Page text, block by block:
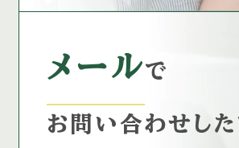
メールで
お問い合わせした